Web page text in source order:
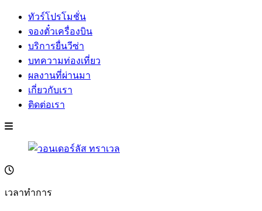
ทัวร์โปรโมชั่น
จองตั๋วเครื่องบิน
บริการยื่นวีซ่า
บทความท่องเที่ยว
ผลงานที่ผ่านมา
เกี่ยวกับเรา
ติดต่อเรา
เวลาทำการ